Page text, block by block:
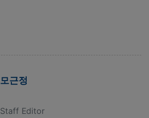
모근정
Staff Editor